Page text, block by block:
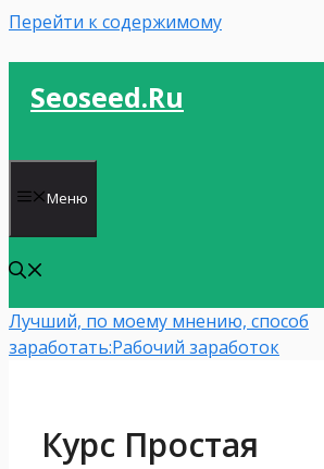
Перейти к содержимому
Seoseed.ru
Меню
Лучший, по моему мнению, способ
заработать:Рабочий заработок
Курс Простая